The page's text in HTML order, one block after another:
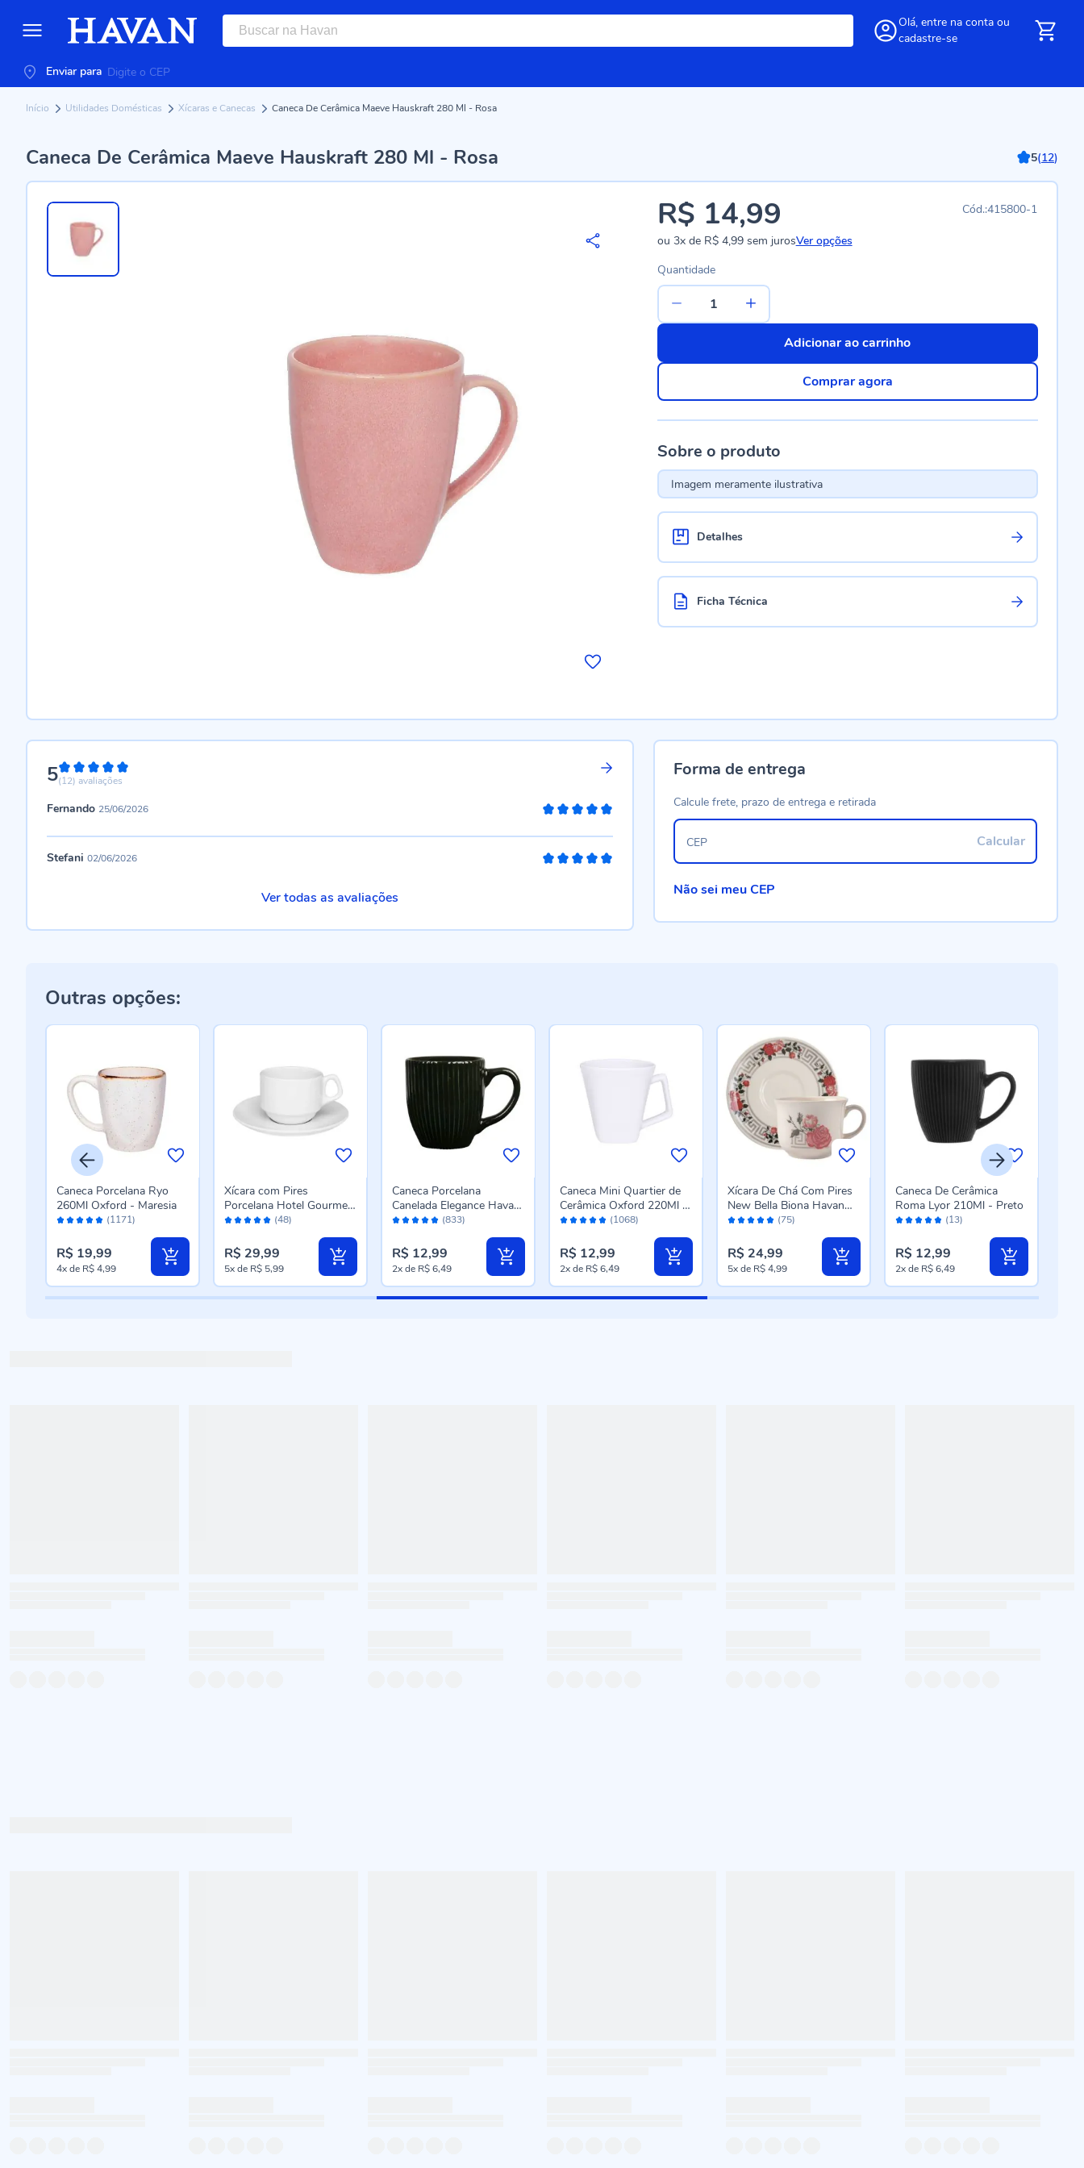
Olá, entre na conta ou
cadastre-se
Enviar para
Início Utilidades Domésticas Xícaras e Canecas Caneca De Cerâmica Maeve Hauskraft 280 Ml - Rosa
Caneca De Cerâmica Maeve Hauskraft 280 Ml - Rosa 5(12)
415800-1
R$ 14,99
ou 3xde R$ 4,99sem jurosVer opções
Quantidade
Adicionar ao carrinho
Comprar agora
Sobre o produto
Imagem meramente ilustrativa
Detalhes
Ficha Técnica
5100%
(12) avaliações
Fernando 25/06/2026
Stefani 02/06/2026
Ver todas as avaliações
Forma de entrega
Calcule frete, prazo de entrega e retirada
Calcular
CEP
Não sei meu CEP
Outras opções:
Avaliação: (1171)
Caneca Porcelana Ryo
260Ml Oxford - Maresia
R$ 19,99
4xde R$ 4,99
Avaliação: (48)
Xícara com Pires
Porcelana Hotel Gourmet
Oxford - 200 ml
R$ 29,99
5xde R$ 5,99
Avaliação: (833)
Caneca Porcelana
Canelada Elegance Havan
Casa 300Ml - Preto
R$ 12,99
2xde R$ 6,49
Avaliação: (1068)
Caneca Mini Quartier de
Cerâmica Oxford 220Ml -
Branco
R$ 12,99
2xde R$ 6,49
Avaliação: (75)
Xícara De Chá Com Pires
New Bella Biona Havan
Casa 200Ml - Cerâmica
R$ 24,99
5xde R$ 4,99
Avaliação: (13)
Caneca De Cerâmica
Roma Lyor 210Ml - Preto
R$ 12,99
2xde R$ 6,49